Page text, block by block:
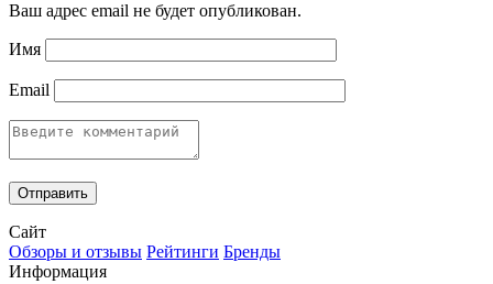
Ваш адрес email не будет опубликован.
Имя
Email
Сайт
Обзоры и отзывы Рейтинги Бренды
Информация